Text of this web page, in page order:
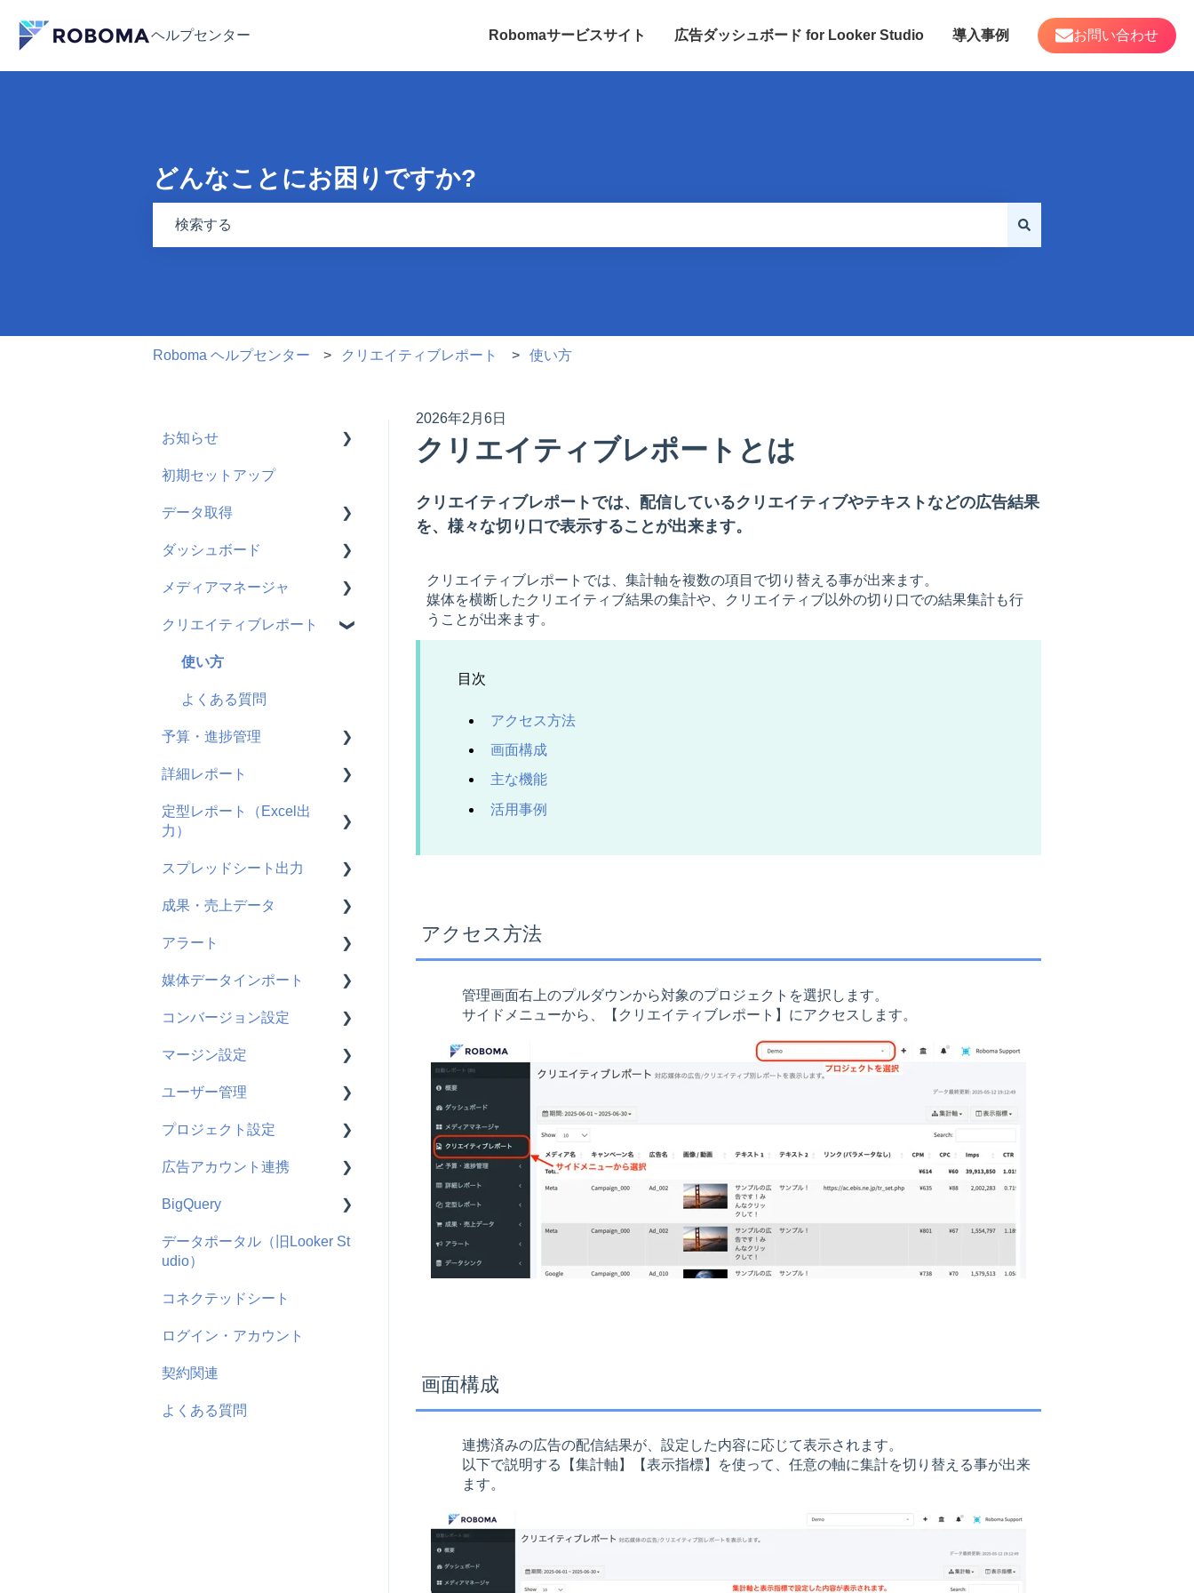
Robomaサービスサイト 広告ダッシュボード for Looker Studio 導入事例 お問い合わせ
Roboma ヘルプセンター クリエイティブレポート 使い方
2026年2月6日
クリエイティブレポートとは
クリエイティブレポートでは、配信しているクリエイティブやテキストなどの広告結果
を、様々な切り口で表示することが出来ます。
クリエイティブレポートでは、集計軸を複数の項目で切り替える事が出来ます。
媒体を横断したクリエイティブ結果の集計や、クリエイティブ以外の切り口での結果集計も行
うことが出来ます。
目次
アクセス方法
画面構成
主な機能
活用事例
アクセス方法
管理画面右上のプルダウンから対象のプロジェクトを選択します。
サイドメニューから、【クリエイティブレポート】にアクセスします。
画面構成
連携済みの広告の配信結果が、設定した内容に応じて表示されます。
以下で説明する【集計軸】【表示指標】を使って、任意の軸に集計を切り替える事が出来
ます。
お知らせ
新機能
機能改善
仕様変更
初期セットアップ
データ取得
メディア共通
Google広告
Meta広告
TikTok広告
X広告
Microsoft広告
ダッシュボード
使い方
よくある質問
メディアマネージャ
使い方
よくある質問
クリエイティブレポート
使い方
よくある質問
予算・進捗管理
使い方
よくある質問
詳細レポート
使い方
定型レポート（Excel出
力）
使い方
よくある質問
スプレッドシート出力
使い方
よくある質問
成果・売上データ
使い方
GA4
AD EBiS
WebAntenna
CATS
ecforce
Squad beyond
Salesforce
hubspot
アラート
使い方
よくある質問
媒体データインポート
使い方
よくある質問
コンバージョン設定
使い方
よくある質問
マージン設定
使い方
ユーザー管理
使い方
よくある質問
プロジェクト設定
使い方
よくある質問
広告アカウント連携
使い方
よくある質問
BigQuery
機能概要
データポータル（旧Looker St
udio）
コネクテッドシート
ログイン・アカウント
契約関連
よくある質問